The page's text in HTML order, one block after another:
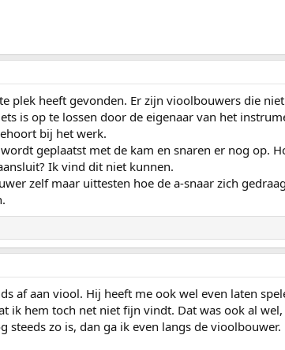
plek heeft gevonden. Er zijn vioolbouwers die
is op te lossen door de eigenaar van het
bij het werk.
geplaatst met de kam en snaren er nog op.
Ik vind dit niet kunnen.
zelf maar uittesten hoe de a-snaar zich
af aan viool. Hij heeft me ook wel even laten
ik hem toch net niet fijn vindt. Dat was ook al
steeds zo is, dan ga ik even langs de vioolbouwer.